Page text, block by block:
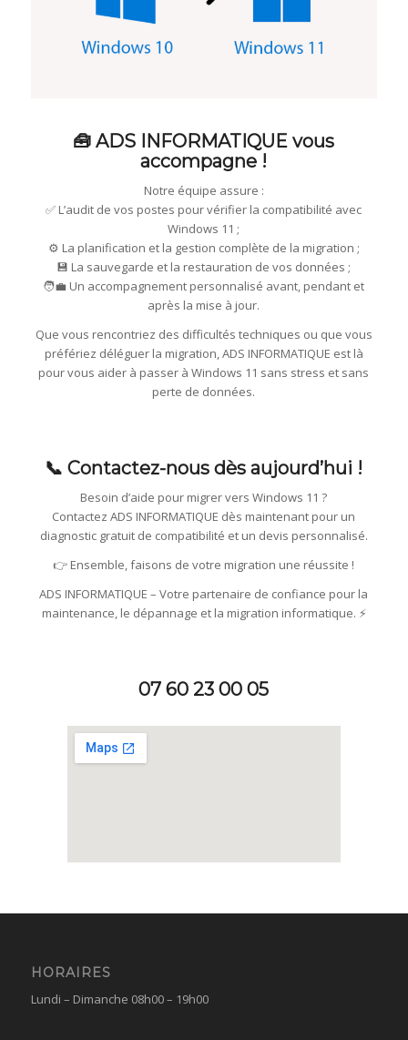
🧰 ADS INFORMATIQUE vous
accompagne !
Notre équipe assure :
✅ L’audit de vos postes pour vérifier la compatibilité avec
Windows 11 ;
⚙️ La planification et la gestion complète de la migration ;
💾 La sauvegarde et la restauration de vos données ;
🧑‍💼 Un accompagnement personnalisé avant, pendant et
après la mise à jour.
Que vous rencontriez des difficultés techniques ou que vous
préfériez déléguer la migration, ADS INFORMATIQUE est là
pour vous aider à passer à Windows 11 sans stress et sans
perte de données.
📞 Contactez-nous dès aujourd’hui !
Besoin d’aide pour migrer vers Windows 11 ?
Contactez ADS INFORMATIQUE dès maintenant pour un
diagnostic gratuit de compatibilité et un devis personnalisé.
👉 Ensemble, faisons de votre migration une réussite !
ADS INFORMATIQUE – Votre partenaire de confiance pour la
maintenance, le dépannage et la migration informatique. ⚡
07 60 23 00 05
HORAIRES
Lundi – Dimanche 08h00 – 19h00